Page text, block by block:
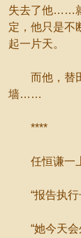
失去了他……
定，他只是不
起一片天。
而他，替田
墙……
****
任恒谦一上
“报告执行
“她今天会